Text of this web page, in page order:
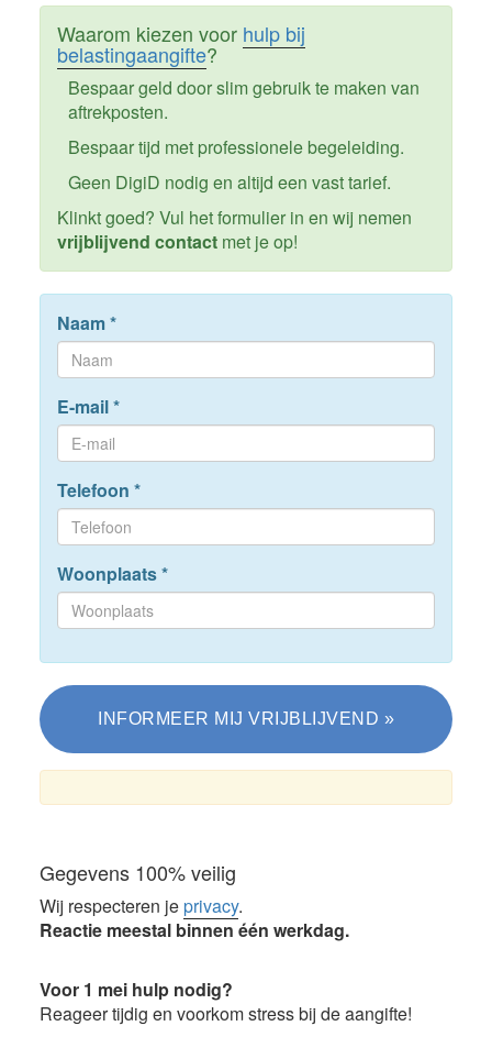
Waarom kiezen voor hulp bij
belastingaangifte?
Bespaar geld door slim gebruik te maken van
aftrekposten.
Bespaar tijd met professionele begeleiding.
Geen DigiD nodig en altijd een vast tarief.
Klinkt goed? Vul het formulier in en wij nemen
vrijblijvend contactmet je op!
Naam*
E-mail*
Telefoon *
Woonplaats*
Gegevens 100% veilig
Wij respecteren jeprivacy.
Reactie meestal binnen één werkdag.
Voor 1 mei hulp nodig?
Reageer tijdig en voorkom stress bij de aangifte!